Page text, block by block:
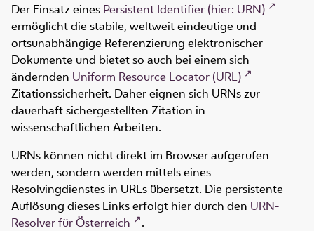
Der Einsatz eines Persistent Identifier (hier: URN)
ermöglicht die stabile, weltweit eindeutige und
ortsunabhängige Referenzierung elektronischer
Dokumente und bietet so auch bei einem sich
ändernden Uniform Resource Locator (URL)
Zitationssicherheit. Daher eignen sich URNs zur
dauerhaft sichergestellten Zitation in
wissenschaftlichen Arbeiten.
URNs können nicht direkt im Browser aufgerufen
werden, sondern werden mittels eines
Resolvingdienstes in URLs übersetzt. Die persistente
Auflösung dieses Links erfolgt hier durch den URN-
Resolver für Österreich
.